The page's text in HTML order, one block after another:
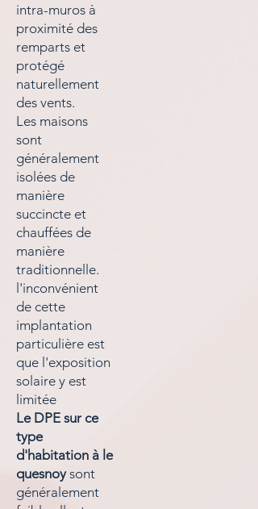
intra-muros à
proximité des
remparts et
protégé
naturellement
des vents.
Les maisons
sont
généralement
isolées de
manière
succincte et
chauffées de
manière
traditionnelle.
l'inconvénient
de cette
implantation
particulière est
que l'exposition
solaire y est
limitée
Le DPE sur ce
type
d'habitation à le
quesnoysont
généralement